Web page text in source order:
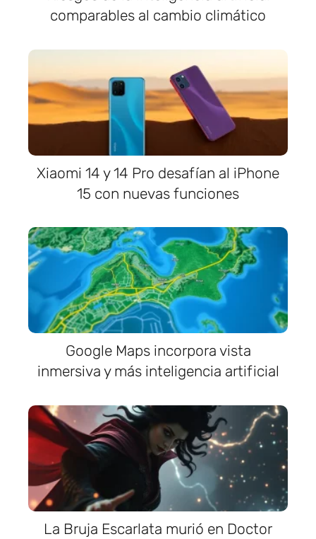
comparables al cambio climático
Xiaomi 14 y 14 Pro desafían al iPhone
15 con nuevas funciones
Google Maps incorpora vista
inmersiva y más inteligencia artificial
La Bruja Escarlata murió en Doctor